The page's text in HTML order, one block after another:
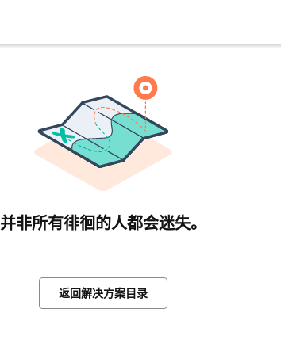
并非所有徘徊的人都会迷失。
返回解决方案目录